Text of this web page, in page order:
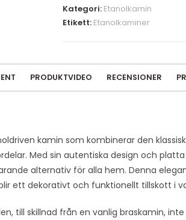
Kategori: Etanolkamin
Etikett: Etanolkaminer
PRODUKTVIDEO RECENSIONER
kamin som kombinerar den
Med sin autentiska design och
alternativ för alla hem. Denna
ett dekorativt och funktionellt tillskott i
till skillnad från en vanlig braskamin,